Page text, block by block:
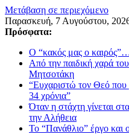
Μετάβαση σε περιεχόμενο
Παρασκευή, 7 Αυγούστου,
Πρόσφατα:
Ο “κακός μας ο
Από την παιδική χαρά
Μητσοτάκη
“Ευχαριστώ τον Θεό
34 χρόνια”
Όταν η στάχτη γίνεται
την Αλήθεια
Το “Πανάθλιο” έργο και